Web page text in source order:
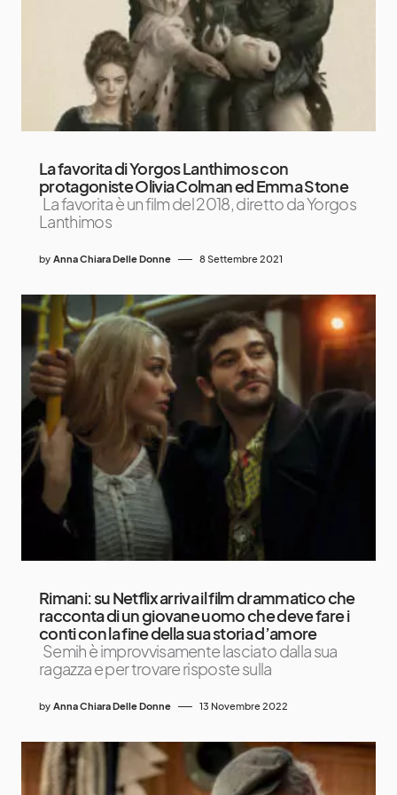
La favorita di Yorgos Lanthimos con
protagoniste Olivia Colman ed Emma Stone
La favorita è un film del 2018, diretto da Yorgos
Lanthimos
by Anna Chiara Delle Donne 8 Settembre 2021
Rimani: su Netflix arriva il film drammatico che
racconta di un giovane uomo che deve fare i
conti con la fine della sua storia d’amore
Semih è improvvisamente lasciato dalla sua
ragazza e per trovare risposte sulla
by Anna Chiara Delle Donne 13 Novembre 2022